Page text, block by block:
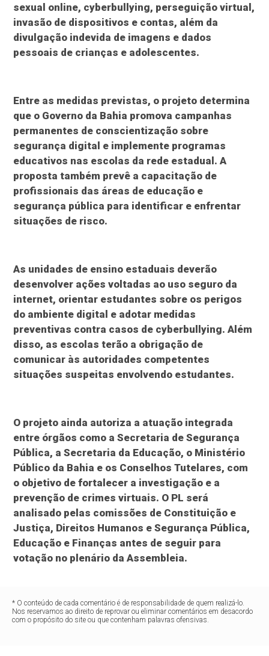
sexual online, cyberbullying, perseguição virtual,
invasão de dispositivos e contas, além da
divulgação indevida de imagens e dados
pessoais de crianças e adolescentes.
Entre as medidas previstas, o projeto determina
que o Governo da Bahia promova campanhas
permanentes de conscientização sobre
segurança digital e implemente programas
educativos nas escolas da rede estadual. A
proposta também prevê a capacitação de
profissionais das áreas de educação e
segurança pública para identificar e enfrentar
situações de risco.
As unidades de ensino estaduais deverão
desenvolver ações voltadas ao uso seguro da
internet, orientar estudantes sobre os perigos
do ambiente digital e adotar medidas
preventivas contra casos de cyberbullying. Além
disso, as escolas terão a obrigação de
comunicar às autoridades competentes
situações suspeitas envolvendo estudantes.
O projeto ainda autoriza a atuação integrada
entre órgãos como a Secretaria de Segurança
Pública, a Secretaria da Educação, o Ministério
Público da Bahia e os Conselhos Tutelares, com
o objetivo de fortalecer a investigação e a
prevenção de crimes virtuais. O PL será
analisado pelas comissões de Constituição e
Justiça, Direitos Humanos e Segurança Pública,
Educação e Finanças antes de seguir para
votação no plenário da Assembleia.
* O conteúdo de cada comentário é de responsabilidade de quem realizá-lo.
Nos reservamos ao direito de reprovar ou eliminar comentários em desacordo
com o propósito do site ou que contenham palavras ofensivas.